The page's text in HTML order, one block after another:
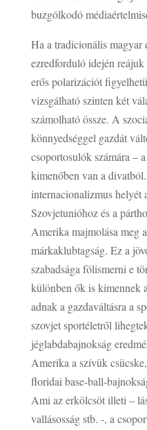
buzgólkodó
Ha a tradicionális magyar
ezredforduló idején
erős polarizációt
vizsgálható szinten két
számolható össze. A
könnyedséggel gazdát
csoportosulók számára –
kimenőben van a
internacionalizmus helyét
Szovjetunióhoz és a
Amerika majmolása meg
márkaklubtagság. Ez a
szabadsága fölismerni e
különben ők is kimennek
adnak a gazdaváltásra a
szovjet sportéletről
jéglabdabajnokság
Amerika a szívük
floridai base-ball-
Ami az erkölcsöt illeti –
vallásosság stb. -, a